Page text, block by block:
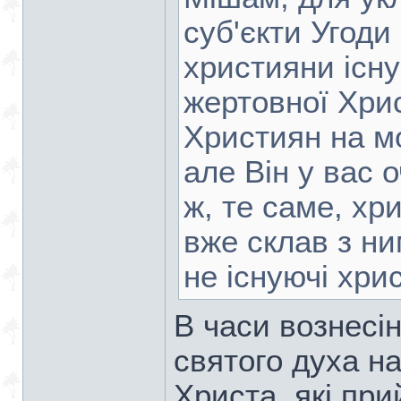
суб'єкти
християни
жертовної
Християн на
але Він у вас
ж, те саме,
вже склав з
не існуючі
В часи
святого духа